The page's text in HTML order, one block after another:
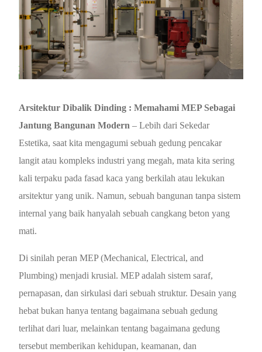
Arsitektur Dibalik Dinding : Memahami MEP Sebagai
Jantung Bangunan Modern– Lebih dari Sekedar
Estetika, saat kita mengagumi sebuah gedung pencakar
langit atau kompleks industri yang megah, mata kita sering
kali terpaku pada fasad kaca yang berkilah atau lekukan
arsitektur yang unik. Namun, sebuah bangunan tanpa sistem
internal yang baik hanyalah sebuah cangkang beton yang
mati.
Di sinilah peran MEP (Mechanical, Electrical, and
Plumbing) menjadi krusial. MEP adalah sistem saraf,
pernapasan, dan sirkulasi dari sebuah struktur. Desain yang
hebat bukan hanya tentang bagaimana sebuah gedung
terlihat dari luar, melainkan tentang bagaimana gedung
tersebut memberikan kehidupan, keamanan, dan